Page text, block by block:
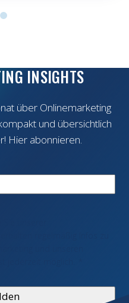
INSIGHTS
über Onlinemarketing
und übersichtlich
Hier abonnieren.
regelmäßig Infos zu